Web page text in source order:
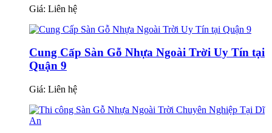
Giá: Liên hệ
Cung Cấp Sàn Gỗ Nhựa Ngoài Trời Uy Tín tại
Quận 9
Giá: Liên hệ